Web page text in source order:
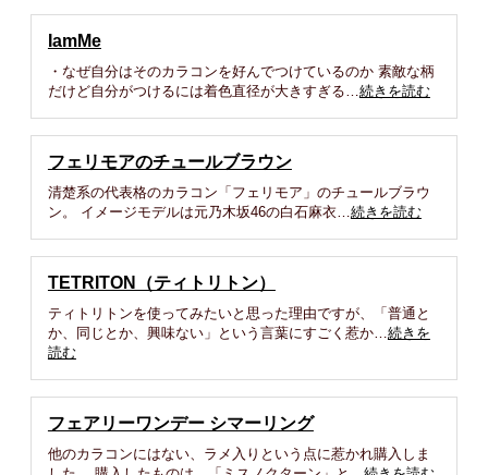
IamMe
・なぜ自分はそのカラコンを好んでつけているのか 素敵な柄
だけど自分がつけるには着色直径が大きすぎる…続きを読む
フェリモアのチュールブラウン
清楚系の代表格のカラコン「フェリモア」のチュールブラウ
ン。 イメージモデルは元乃木坂46の白石麻衣…続きを読む
TETRITON（ティトリトン）
ティトリトンを使ってみたいと思った理由ですが、「普通と
か、同じとか、興味ない」という言葉にすごく惹か…続きを
読む
フェアリーワンデー シマーリング
他のカラコンにはない、ラメ入りという点に惹かれ購入しま